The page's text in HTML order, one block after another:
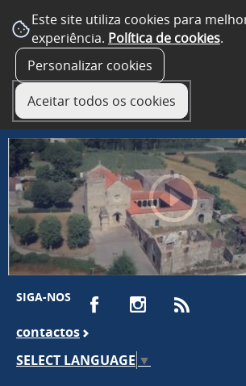
Este site utiliza cookies para
experiência. Política de cookies.
Personalizar cookies
Aceitar todos os cookies
SIGA-NOS
contactos
SELECT LANGUAGE ▼